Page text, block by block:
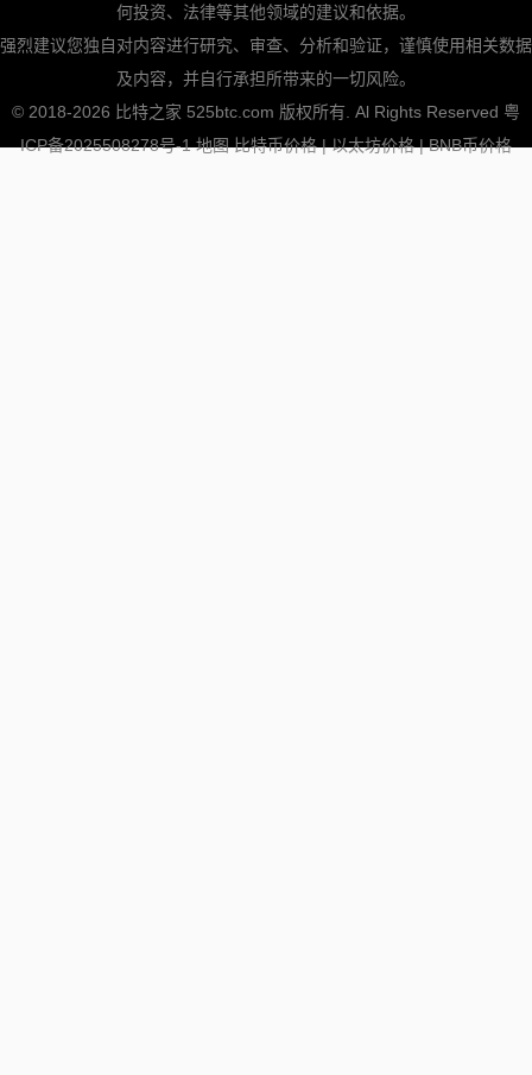
何投资、法律等其他领域的建议和依据。
强烈建议您独自对内容进行研究、审查、分析和验证，谨慎使用相关数据
及内容，并自行承担所带来的一切风险。
© 2018-2026 比特之家 525btc.com 版权所有. Al Rights Reserved 粤
ICP备2025508278号-1 地图 比特币价格|以太坊价格|BNB币价格